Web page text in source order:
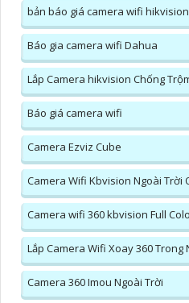
bản báo giá camera wifi
Báo gia camera wifi Dahua
Lắp Camera hikvision Chống
Báo giá camera wifi
Camera Ezviz Cube
Camera Wifi Kbvision Ngoài Trời
Camera wifi 360 kbvision Full
Lắp Camera Wifi Xoay 360 Trong
Camera 360 Imou Ngoài Trời